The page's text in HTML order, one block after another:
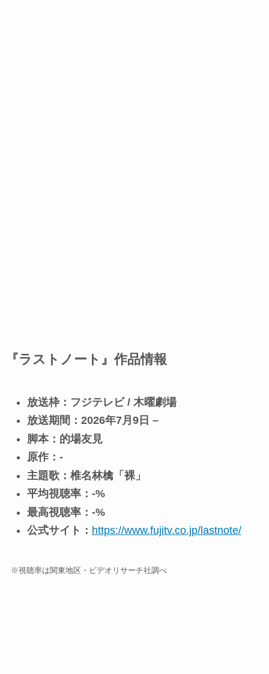
『ラストノート』作品情報
放送枠：フジテレビ / 木曜劇場
放送期間：2026年7月9日 –
脚本：的場友見
原作：-
主題歌：椎名林檎「裸」
平均視聴率：-%
最高視聴率：-%
公式サイト： https://www.fujitv.co.jp/lastnote/
※視聴率は関東地区・ビデオリサーチ社調べ